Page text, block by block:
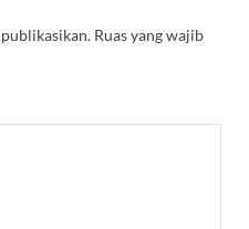
Ruas yang wajib